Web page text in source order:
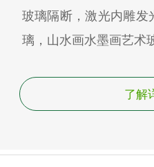
玻璃隔断，激光内雕发
璃，山水画水墨画艺术
了解